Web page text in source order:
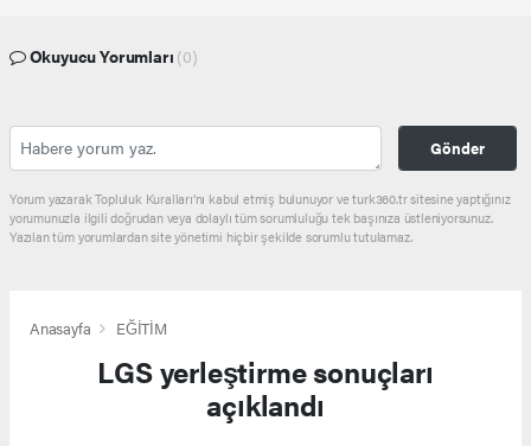
Okuyucu Yorumları (0)
Gönder
Yorum yazarak Topluluk Kuralları’nı kabul etmiş bulunuyor ve turk360.tr sitesine yaptığınız
yorumunuzla ilgili doğrudan veya dolaylı tüm sorumluluğu tek başınıza üstleniyorsunuz.
Yazılan tüm yorumlardan site yönetimi hiçbir şekilde sorumlu tutulamaz.
Anasayfa EĞİTİM
LGS yerleştirme sonuçları
açıklandı